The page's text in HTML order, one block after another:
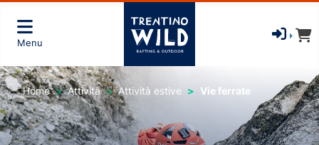
Menu
Home Attività Attività estive Vie ferrate